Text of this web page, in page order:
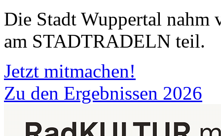
Die Stadt Wuppertal nahm
am STADTRADELN teil.
Jetzt mitmachen!
Zu den Ergebnissen 2026